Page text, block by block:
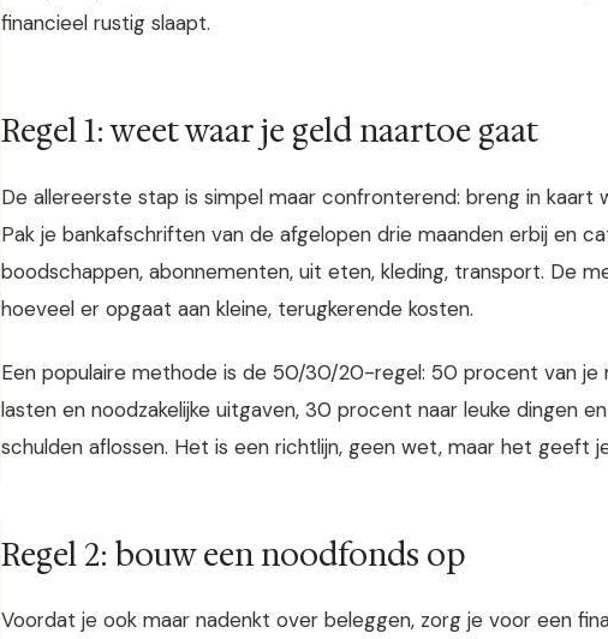
financieel rustig slaapt.
Regel 1: weet waar je geld naartoe gaat
De allereerste stap is simpel maar confronterend: breng in
Pak je bankafschriften van de afgelopen drie maanden erbij en
boodschappen, abonnementen, uit eten, kleding, transport. De
hoeveel er opgaat aan kleine, terugkerende kosten.
Een populaire methode is de 50/30/20-regel: 50 procent van
lasten en noodzakelijke uitgaven, 30 procent naar leuke dingen
schulden aflossen. Het is een richtlijn, geen wet, maar het geeft
Regel 2: bouw een noodfonds op
Voordat je ook maar nadenkt over beleggen, zorg je voor een